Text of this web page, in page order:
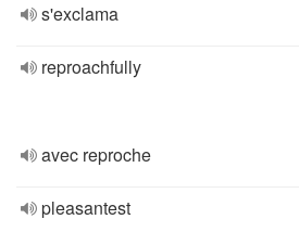
s'exclama
reproachfully
avec reproche
pleasantest